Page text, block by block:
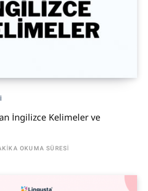
İngilizce Kelimeler ve
OKUMA SÜRESI